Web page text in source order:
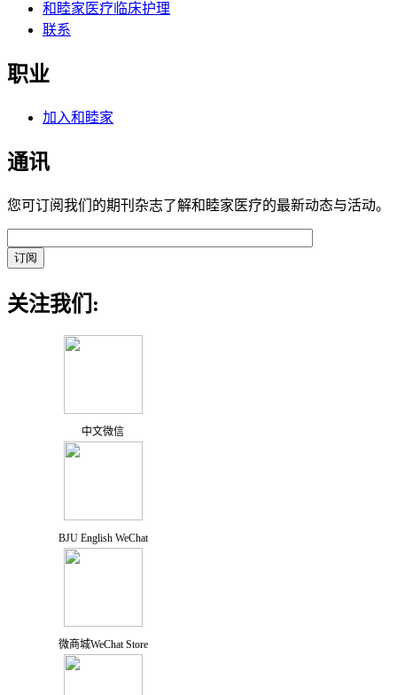
和睦家医疗临床护理
联系
职业
加入和睦家
通讯
您可订阅我们的期刊杂志了解和睦家医疗的最新动态与活动。
关注我们:
中文微信
BJU English WeChat
微商城WeChat Store